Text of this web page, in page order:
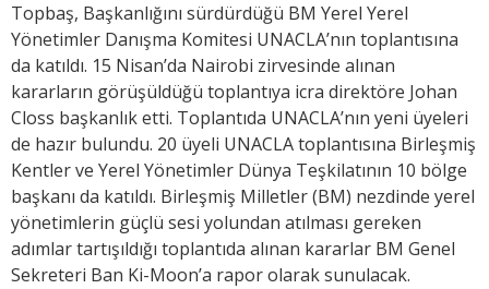
Topbaş, Başkanlığını sürdürdüğü BM Yerel Yerel
Yönetimler Danışma Komitesi UNACLA’nın toplantısına
da katıldı. 15 Nisan’da Nairobi zirvesinde alınan
kararların görüşüldüğü toplantıya icra direktöre Johan
Closs başkanlık etti. Toplantıda UNACLA’nın yeni üyeleri
de hazır bulundu. 20 üyeli UNACLA toplantısına Birleşmiş
Kentler ve Yerel Yönetimler Dünya Teşkilatının 10 bölge
başkanı da katıldı. Birleşmiş Milletler (BM) nezdinde yerel
yönetimlerin güçlü sesi yolundan atılması gereken
adımlar tartışıldığı toplantıda alınan kararlar BM Genel
Sekreteri Ban Ki-Moon’a rapor olarak sunulacak.